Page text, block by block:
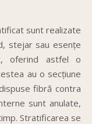
sunt realizate
stejar sau esențe
oferind astfel o
au o secțiune
fibră contra
sunt anulate,
Stratificarea se